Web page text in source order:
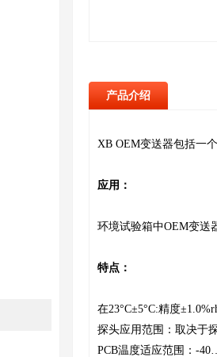
产品介绍
XB OEM变送器包括一
应用：
环境试验箱中OEM变送
特点：
在23°C±5°C:精度
探头应用范围：取决于
PCB温度适应范围：-